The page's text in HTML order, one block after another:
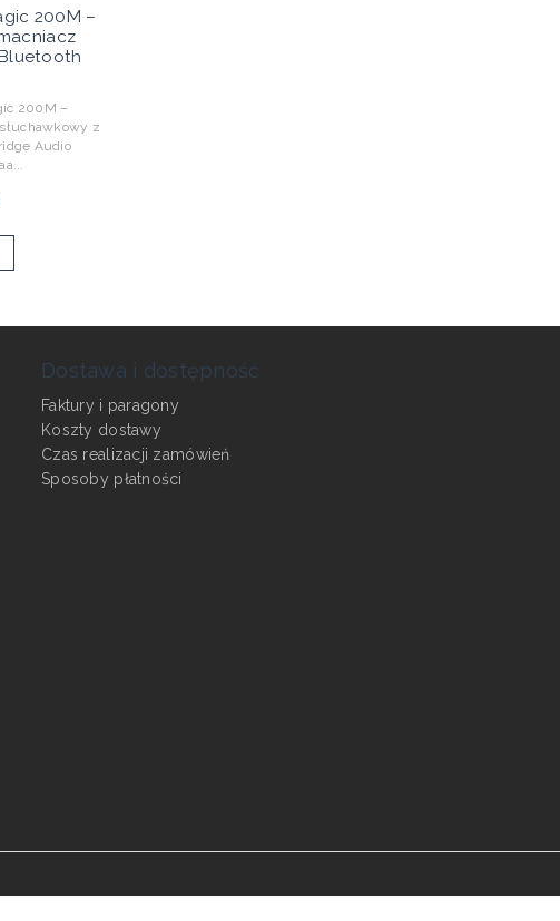
200M –
200M –
z
Audio
Dostawa i dostępność
Faktury i paragony
Koszty dostawy
Czas realizacji zamówień
Sposoby płatności